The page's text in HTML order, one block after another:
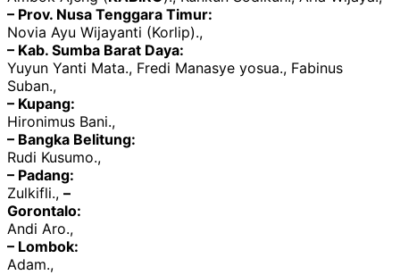
– Prov. Nusa Tenggara Timur:
Novia Ayu Wijayanti (Korlip).,
– Kab. Sumba Barat Daya:
Yuyun Yanti Mata., Fredi Manasye yosua., Fabinus
Suban.,
– Kupang:
Hironimus Bani.,
– Bangka Belitung:
Rudi Kusumo.,
– Padang:
Zulkifli., –
Gorontalo:
Andi Aro.,
– Lombok:
Adam.,